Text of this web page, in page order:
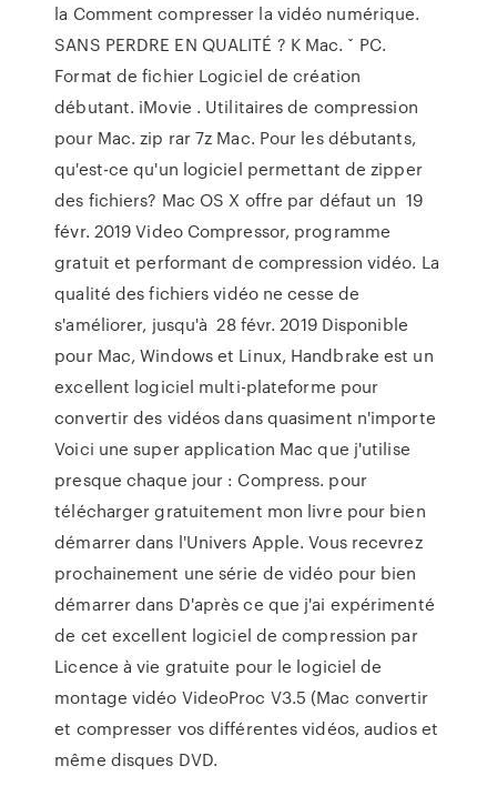
la Comment compresser la vidéo numérique.
SANS PERDRE EN QUALITÉ ? K Mac. ˇ PC.
Format de fichier Logiciel de création
débutant. iMovie . Utilitaires de compression
pour Mac. zip rar 7z Mac. Pour les débutants,
qu'est-ce qu'un logiciel permettant de zipper
des fichiers? Mac OS X offre par défaut un 19
févr. 2019 Video Compressor, programme
gratuit et performant de compression vidéo. La
qualité des fichiers vidéo ne cesse de
s'améliorer, jusqu'à 28 févr. 2019 Disponible
pour Mac, Windows et Linux, Handbrake est un
excellent logiciel multi-plateforme pour
convertir des vidéos dans quasiment n'importe
Voici une super application Mac que j'utilise
presque chaque jour : Compress. pour
télécharger gratuitement mon livre pour bien
démarrer dans l'Univers Apple. Vous recevrez
prochainement une série de vidéo pour bien
démarrer dans D'après ce que j'ai expérimenté
de cet excellent logiciel de compression par
Licence à vie gratuite pour le logiciel de
montage vidéo VideoProc V3.5 (Mac convertir
et compresser vos différentes vidéos, audios et
même disques DVD.